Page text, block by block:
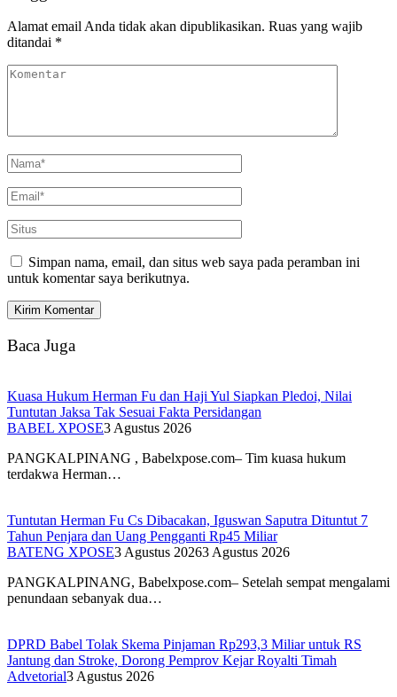
Alamat email Anda tidak akan dipublikasikan. Ruas yang wajib
ditandai *
Simpan nama, email, dan situs web saya pada peramban ini
untuk komentar saya berikutnya.
Baca Juga
Kuasa Hukum Herman Fu dan Haji Yul Siapkan Pledoi, Nilai
Tuntutan Jaksa Tak Sesuai Fakta Persidangan
BABEL XPOSE3 Agustus 2026
PANGKALPINANG , Babelxpose.com– Tim kuasa hukum
terdakwa Herman…
Tuntutan Herman Fu Cs Dibacakan, Iguswan Saputra Dituntut 7
Tahun Penjara dan Uang Pengganti Rp45 Miliar
BATENG XPOSE3 Agustus 20263 Agustus 2026
PANGKALPINANG, Babelxpose.com– Setelah sempat mengalami
penundaan sebanyak dua…
DPRD Babel Tolak Skema Pinjaman Rp293,3 Miliar untuk RS
Jantung dan Stroke, Dorong Pemprov Kejar Royalti Timah
Advetorial3 Agustus 2026